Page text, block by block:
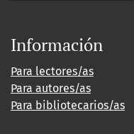
Información
Para lectores/as
Para autores/as
Para bibliotecarios/as